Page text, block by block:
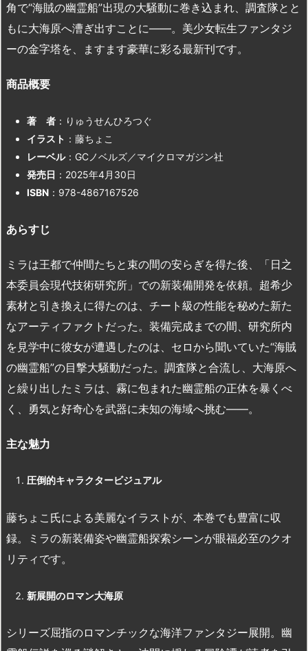
角で“海賊の幽霊船”出現の大騒動に巻き込まれ、調査隊とと
もに大海原へ漕ぎ出すことに――。美少女転生ファンタジ
ーの金字塔を、ますます豪華に彩る最新刊です。
商品概要
著 者 ：りゅうせんひろつぐ
イラスト ：藤ちょこ
レーベル：GCノベルズ／マイクロマガジン社
発売日 ：2025年4月30日
ISBN ：978-4867167526
あらすじ
ミラは王都で仲間たちと束の間の安らぎを得た後、「日之
本委員会現代技術研究所」での新装備開発を依頼。超希少
素材と引き換えに得たのは、チート級の性能を秘めた新た
なアーティファクトだった。装備完成までの間、研究所内
を見学中に彼女が遭遇したのは、セロから聞いていた“海賊
の幽霊船”の目撃大騒動だった。調査隊と合流し、大海原へ
と繰り出したミラは、霧に包まれた幽霊船の正体を暴くべ
く、勇気と好奇心を武器に未知の海域へ挑む――。
主な魅力
圧倒的キャラクタービジュアル
藤ちょこ氏による美麗なイラストが、本巻でも豊富に収
録。ミラの新装備姿や幽霊船探索シーンが眼福必至のクオ
リティです。
新展開のロマン大海原
シリーズ屈指のロマンチックな海洋ファンタジー展開。幽